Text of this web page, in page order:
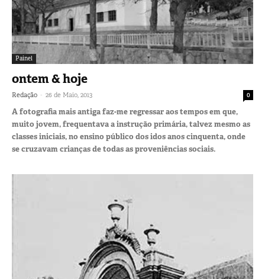
Painel
ontem & hoje
Redação - 26 de Maio, 2013 0
A fotografia mais antiga faz-me regressar aos tempos em que,
muito jovem, frequentava a instrução primária, talvez mesmo as
classes iniciais, no ensino público dos idos anos cinquenta, onde
se cruzavam crianças de todas as proveniências sociais.